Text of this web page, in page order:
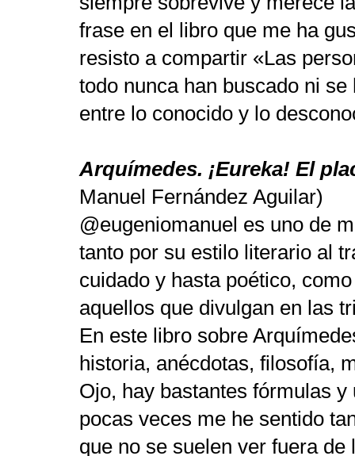
frase en el libro que me ha
resisto a compartir «Las
todo nunca han buscado ni
entre lo conocido y lo
Arquímedes. ¡Eureka! El
Manuel Fernández Aguilar)
@eugeniomanuel es uno de
tanto por su estilo literario al
cuidado y hasta poético,
aquellos que divulgan en las
En este libro sobre
historia, anécdotas, filosofía,
Ojo, hay bastantes fórmulas
pocas veces me he sentido
que no se suelen ver fuera